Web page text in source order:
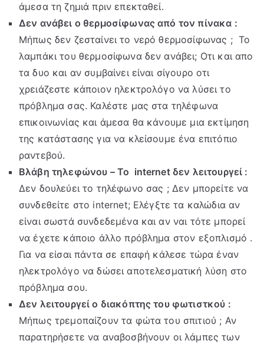
άμεσα τη ζημιά πριν επεκταθεί.
Δεν ανάβει ο θερμοσίφωνας από τον πίνακα :
Μήπως δεν ζεσταίνει το νερό θερμοσίφωνας ; Το
λαμπάκι του θερμοσίφωνα δεν ανάβει; Οτι και απο
τα δυο και αν συμβαίνει είναι σίγουρο οτι
χρειάζεστε κάποιον ηλεκτρολόγο να λύσει το
πρόβλημα σας. Καλέστε μας στα τηλέφωνα
επικοινωνίας και άμεσα θα κάνουμε μια εκτίμηση
της κατάστασης για να κλείσουμε ένα επιτόπιο
ραντεβού.
Βλάβη τηλεφώνου – Το internet δεν λειτουργεί :
Δεν δουλεύει το τηλέφωνο σας ; Δεν μπορείτε να
συνδεθείτε στο internet; Ελέγξτε τα καλώδια αν
είναι σωστά συνδεδεμένα και αν ναι τότε μπορεί
να έχετε κάποιο άλλο πρόβλημα στον εξοπλισμό .
Για να είσαι πάντα σε επαφή κάλεσε τώρα έναν
ηλεκτρολόγο να δώσει αποτελεσματική λύση στο
πρόβλημα σου.
Δεν λειτουργεί ο διακόπτης του φωτιστκού :
Μήπως τρεμοπαίζουν τα φώτα του σπιτιού ; Αν
παρατηρήσετε να αναβοσβήνουν οι λάμπες των